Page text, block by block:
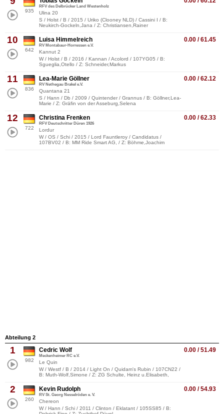
935
RFV des Delbrücker Land Westenholz
Ulina 20
S / Holst / B / 2015 / Uriko (Clooney NLD) / Cassini I / B:
Neukirch-Gockeln,Jana / Z: Christiansen,Rainer
10
642
0.00 / 61.45
Luisa Himmelreich
RV Montabaur-Horressen e.V.
Kannut 2
W / Holst / B / 2016 / Kannan / Acolord / 107YG05 / B:
Sgueglia,Otello / Z: Schneider,Markus
11
836
0.00 / 62.12
Lea-Marie Göllner
RV Nethegau Brakel e.V.
Quantana 21
S / Hann / Db / 2009 / Quintender / Grannus / B: Göllner,Lea-
Marie / Z: Gräfin von der Asseburg,Selena
12
722
0.00 / 62.33
Christina Frenken
RFV Deutschritter Düren 1926
Lordur
W / OS / Schi / 2015 / Lord Fauntleroy / Candidatus /
107BV02 / B: MM Ride Smart AG, / Z: Böhme,Joachim
Abteilung 2
1
982
0.00 / 51.49
Cedric Wolf
Meckenheimer RC e.V.
Le Quin
W / Westf / B / 2014 / Light On / Quidam's Rubin / 107CN22 /
B: Muth-Wolf,Simone / Z: ZG Schulte, Heinz u.Elisabeth,
2
260
0.00 / 54.93
Kevin Rudolph
RV St. Georg Nesselröden e. V.
Chereon
W / Hann / Schi / 2011 / Clinton / Eklatant / 105SS85 / B: